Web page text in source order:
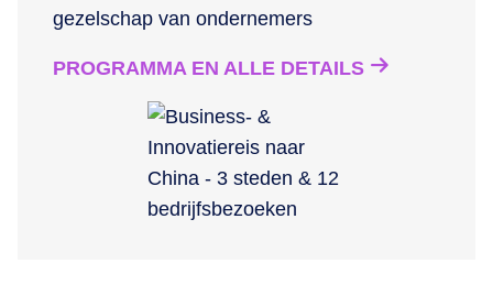
gezelschap van ondernemers
PROGRAMMA EN ALLE DETAILS